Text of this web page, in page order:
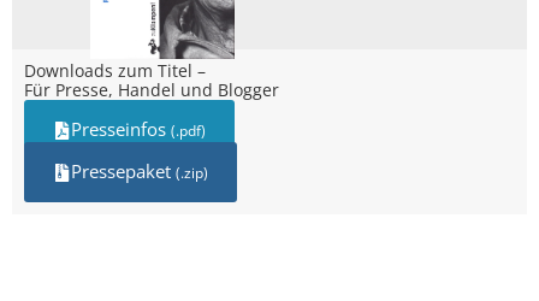
Downloads zum Titel –
Für Presse, Handel und Blogger
Presseinfos (.pdf)
Pressepaket (.zip)